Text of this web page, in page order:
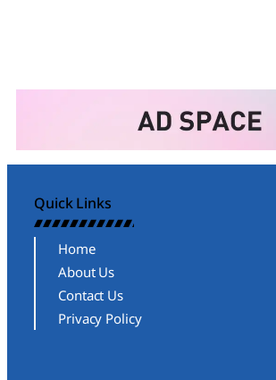
Quick Links
Home
About Us
Contact Us
Privacy Policy